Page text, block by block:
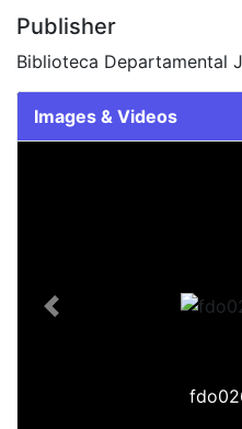
Publisher
Biblioteca Departamental
Images & Videos
Previous